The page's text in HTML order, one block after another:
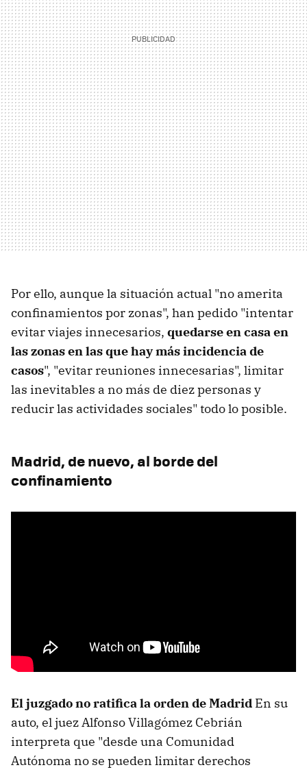
Por ello, aunque la situación actual "no amerita
confinamientos por zonas", han pedido "intentar
evitar viajes innecesarios, quedarse en casa en
las zonas en las que hay más incidencia de
casos", "evitar reuniones innecesarias", limitar
las inevitables a no más de diez personas y
reducir las actividades sociales" todo lo posible.
Madrid, de nuevo, al borde del
confinamiento
El juzgado no ratifica la orden de Madrid En su
auto, el juez Alfonso Villagómez Cebrián
interpreta que "desde una Comunidad
Autónoma no se pueden limitar derechos